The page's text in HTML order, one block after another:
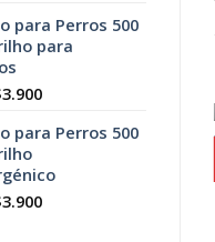
actual
es:
para Perros 500
para
3.900El
actual
$3.900.
para Perros 500
3.900El